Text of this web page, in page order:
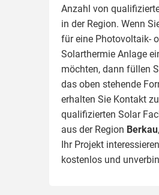
Anzahl von
in der Region. Wenn
für eine Photovoltaik-
Solarthermie Anlage
möchten, dann füllen
das oben stehende
erhalten Sie Kontakt
qualifizierten Solar
aus der Region Berkau
Ihr Projekt
kostenlos und